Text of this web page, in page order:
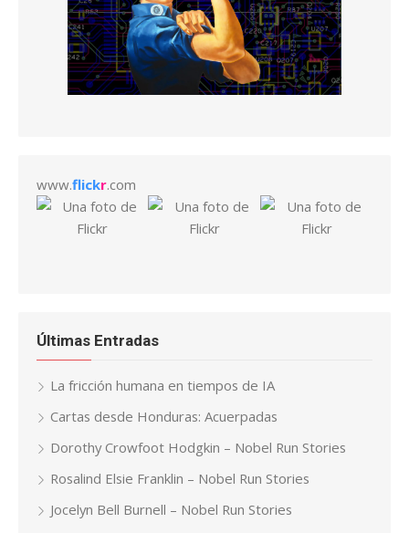
www.flickr.com
Últimas Entradas
La fricción humana en tiempos de IA
Cartas desde Honduras: Acuerpadas
Dorothy Crowfoot Hodgkin – Nobel Run Stories
Rosalind Elsie Franklin – Nobel Run Stories
Jocelyn Bell Burnell – Nobel Run Stories